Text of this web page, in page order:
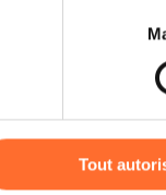
partage sur
Tout
Ville de
échevin de
et ses
l’essor de
au